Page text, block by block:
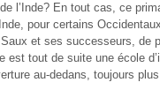
l’Inde? En tout cas, ce
pour certains
et ses successeurs, de
est tout de suite une école
au-dedans, toujours